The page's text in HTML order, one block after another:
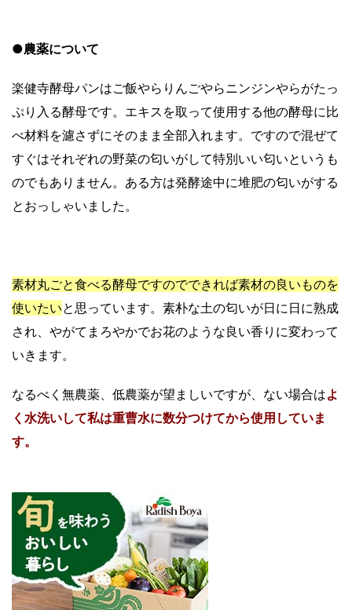
●農薬について
楽健寺酵母パンはご飯やらりんごやらニンジンやらがたっ
ぷり入る酵母です。エキスを取って使用する他の酵母に比
べ材料を濾さずにそのまま全部入れます。ですので混ぜて
すぐはそれぞれの野菜の匂いがして特別いい匂いというも
のでもありません。ある方は発酵途中に堆肥の匂いがする
とおっしゃいました。
素材丸ごと食べる酵母ですのでできれば素材の良いものを
使いたいと思っています。素朴な土の匂いが日に日に熟成
され、やがてまろやかでお花のような良い香りに変わって
いきます。
なるべく無農薬、低農薬が望ましいですが、ない場合はよ
く水洗いして私は重曹水に数分つけてから使用していま
す。